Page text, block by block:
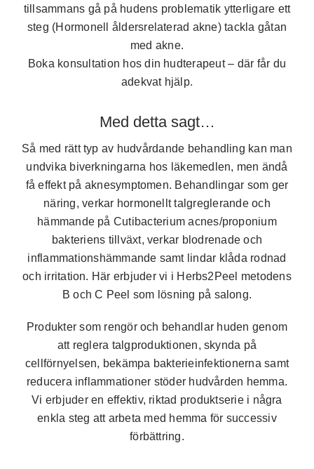
tillsammans gå på hudens problematik ytterligare ett
steg (Hormonell åldersrelaterad akne) tackla gåtan
med akne.
Boka konsultation hos din hudterapeut – där får du
adekvat hjälp.
Med detta sagt…
Så med rätt typ av hudvårdande behandling kan man
undvika biverkningarna hos läkemedlen, men ändå
få effekt på aknesymptomen. Behandlingar som ger
näring, verkar hormonellt talgreglerande och
hämmande på Cutibacterium acnes/proponium
bakteriens tillväxt, verkar blodrenade och
inflammationshämmande samt lindar klåda rodnad
och irritation. Här erbjuder vi i Herbs2Peel metodens
B och C Peel som lösning på salong.
Produkter som rengör och behandlar huden genom
att reglera talgproduktionen, skynda på
cellförnyelsen, bekämpa bakterieinfektionerna samt
reducera inflammationer stöder hudvården hemma.
Vi erbjuder en effektiv, riktad produktserie i några
enkla steg att arbeta med hemma för successiv
förbättring.